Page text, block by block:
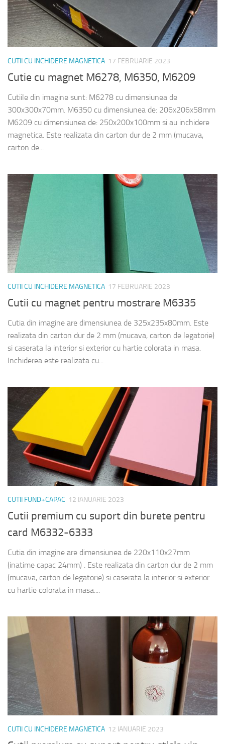
CUTII CU INCHIDERE MAGNETICA 17 FEBRUARIE 2023
Cutie cu magnet M6278, M6350, M6209
Cutiile din imagine sunt: M6278 cu dimensiunea de
300x300x70mm. M6350 cu dimensiunea de: 206x206x58mm
M6209 cu dimensiunea de: 250x200x100mm si au inchidere
magnetica. Este realizata din carton dur de 2 mm (mucava,
carton de...
CUTII CU INCHIDERE MAGNETICA 17 FEBRUARIE 2023
Cutii cu magnet pentru mostrare M6335
Cutia din imagine are dimensiunea de 325x235x80mm. Este
realizata din carton dur de 2 mm (mucava, carton de legatorie)
si caserata la interior si exterior cu hartie colorata in masa.
Inchiderea este realizata cu...
CUTII FUND+CAPAC 12 IANUARIE 2023
Cutii premium cu suport din burete pentru
card M6332-6333
Cutia din imagine are dimensiunea de 220x110x27mm
(inatime capac 24mm) . Este realizata din carton dur de 2 mm
(mucava, carton de legatorie) si caserata la interior si exterior
cu hartie colorata in masa....
CUTII CU INCHIDERE MAGNETICA 12 IANUARIE 2023